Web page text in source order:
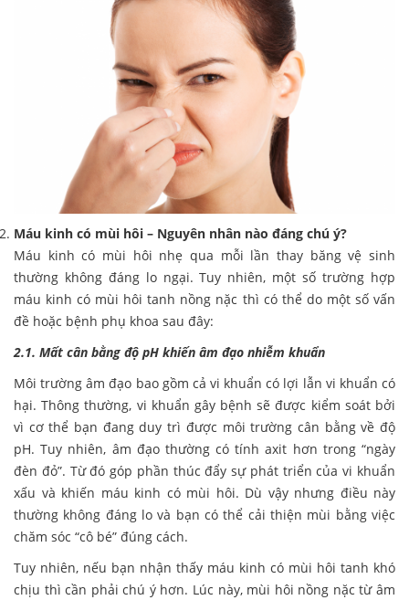
Máu kinh có mùi hôi – Nguyên nhân nào đáng chú ý?
Máu kinh có mùi hôi nhẹ qua mỗi lần thay băng vệ sinh
thường không đáng lo ngại. Tuy nhiên, một số trường hợp
máu kinh có mùi hôi tanh nồng nặc thì có thể do một số vấn
đề hoặc bệnh phụ khoa sau đây:
2.1. Mất cân bằng độ pH khiến âm đạo nhiễm khuẩn
Môi trường âm đạo bao gồm cả vi khuẩn có lợi lẫn vi khuẩn có
hại. Thông thường, vi khuẩn gây bệnh sẽ được kiểm soát bởi
vì cơ thể bạn đang duy trì được môi trường cân bằng về độ
pH. Tuy nhiên, âm đạo thường có tính axit hơn trong “ngày
đèn đỏ”. Từ đó góp phần thúc đẩy sự phát triển của vi khuẩn
xấu và khiến máu kinh có mùi hôi. Dù vậy nhưng điều này
thường không đáng lo và bạn có thể cải thiện mùi bằng việc
chăm sóc “cô bé” đúng cách.
Tuy nhiên, nếu bạn nhận thấy máu kinh có mùi hôi tanh khó
chịu thì cần phải chú ý hơn. Lúc này, mùi hôi nồng nặc từ âm